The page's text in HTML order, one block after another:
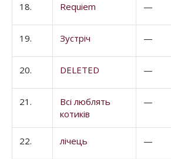
18. Requiem —
19. Зустріч —
20. DELETED —
21.
Всі люблять
котиків
—
22. лічець —